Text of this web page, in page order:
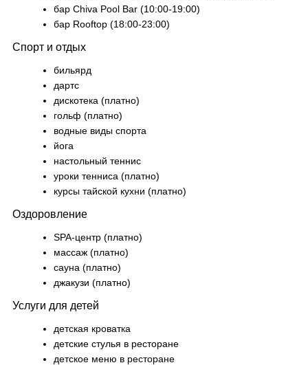
бар Chiva Pool Bar (10:00-19:00)
бар Rooftop (18:00-23:00)
Спорт и отдых
бильярд
дартс
дискотека (платно)
гольф (платно)
водные виды спорта
йога
настольный теннис
уроки тенниса (платно)
курсы тайской кухни (платно)
Оздоровление
SPA-центр (платно)
массаж (платно)
сауна (платно)
джакузи (платно)
Услуги для детей
детская кроватка
детские стулья в ресторане
детское меню в ресторане